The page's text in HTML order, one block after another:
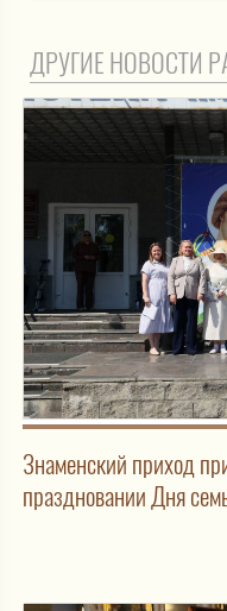
ДРУГИЕ НОВОСТИ
Знаменский приход
праздновании Дня